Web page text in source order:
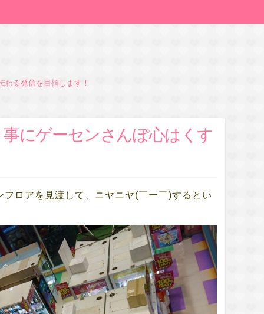
る発信を目指します！
にゲーセンさんぽ心はくす
ロアを見渡して、ニヤニヤ(￣ー￣)するとい